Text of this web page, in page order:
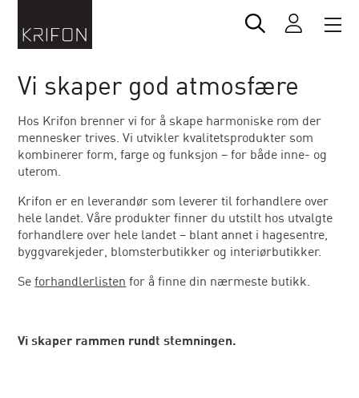
Vi skaper god atmosfære
Hos Krifon brenner vi for å skape harmoniske rom der
mennesker trives. Vi utvikler kvalitetsprodukter som
kombinerer form, farge og funksjon – for både inne- og
uterom.
Krifon er en leverandør som leverer til forhandlere over
hele landet. Våre produkter finner du utstilt hos utvalgte
forhandlere over hele landet – blant annet i hagesentre,
byggvarekjeder, blomsterbutikker og interiørbutikker.
Seforhandlerlisten for å finne din nærmeste butikk.
Vi skaper rammen rundt stemningen.